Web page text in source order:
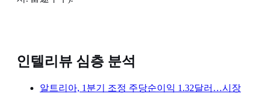
인텔리뷰 심층 분석
알트리아, 1분기 조정 주당순이익 1.32달러…시장